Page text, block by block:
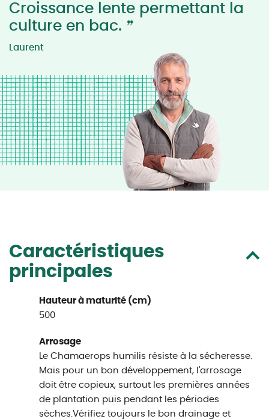
Croissance lente permettant la
culture en bac. ”
Laurent
Caractéristiques
principales
Hauteur à maturité (cm)
500
Arrosage
Le Chamaerops humilis résiste à la sécheresse.
Mais pour un bon développement, l'arrosage
doit être copieux, surtout les premières années
de plantation puis pendant les périodes
sèches.Vérifiez toujours le bon drainage et